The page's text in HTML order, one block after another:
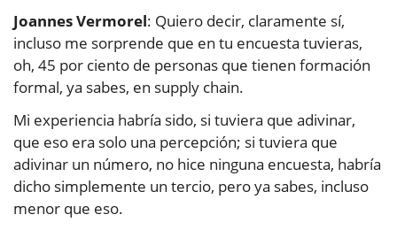
Joannes Vermorel: Quiero decir, claramente sí,
incluso me sorprende que en tu encuesta tuvieras,
oh, 45 por ciento de personas que tienen formación
formal, ya sabes, en supply chain.
Mi experiencia habría sido, si tuviera que adivinar,
que eso era solo una percepción; si tuviera que
adivinar un número, no hice ninguna encuesta, habría
dicho simplemente un tercio, pero ya sabes, incluso
menor que eso.